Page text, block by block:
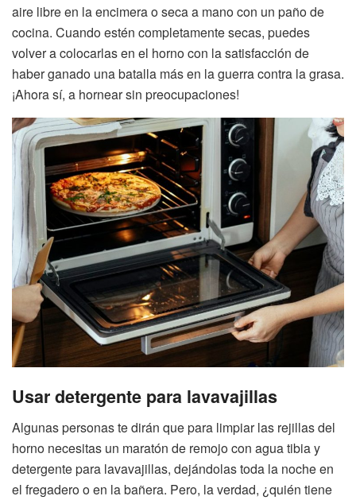
aire libre en la encimera o seca a mano con un paño de
cocina. Cuando estén completamente secas, puedes
volver a colocarlas en el horno con la satisfacción de
haber ganado una batalla más en la guerra contra la grasa.
¡Ahora sí, a hornear sin preocupaciones!
Usar detergente para lavavajillas
Algunas personas te dirán que para limpiar las rejillas del
horno necesitas un maratón de remojo con agua tibia y
detergente para lavavajillas, dejándolas toda la noche en
el fregadero o en la bañera. Pero, la verdad, ¿quién tiene